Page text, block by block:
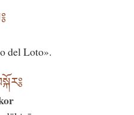
del Loto».